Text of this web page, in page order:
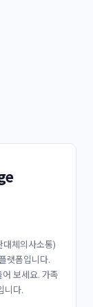
체의사소통)
랫폼입니다.
보세요. 가족
니다.